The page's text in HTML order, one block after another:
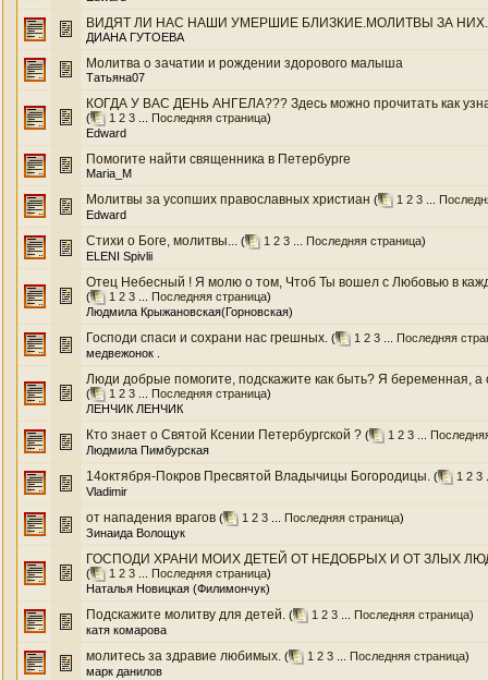
ВИДЯТ ЛИ НАС НАШИ УМЕРШИЕ БЛИЗКИЕ.МОЛИТВЫ ЗА
ДИАНА ГУТОЕВА
Молитва о зачатии и рождении здорового малыша
Татьяна07
КОГДА У ВАС ДЕНЬ АНГЕЛА??? Здесь можно прочитать как
( 1 2 3 Последняя страница)
Edward
Помогите найти священника в Петербурге
Maria_M
Молитвы за усопших православных христиан ( 1 2 3
Edward
Стихи о Боге, молитвы... ( 1 2 3 Последняя страница)
ELENI Spivlii
Отец Небесный ! Я молю о том, Чтоб Ты вошел с Любовью в
( 1 2 3 Последняя страница)
Людмила Крыжановская(Горновская)
Господи спаси и сохрани нас грешных. ( 1 2 3
Последняя
медвежонок .
Люди добрые помогите, подскажите как быть? Я беременная, а
( 1 2 3 Последняя страница)
ЛЕНЧИК ЛЕНЧИК
Кто знает о Святой Ксении Петербургской ? ( 1 2 3
Людмила Пимбурская
14октября-Покров Пресвятой Владычицы Богородицы. ( 1 2 3
Vladimir
от нападения врагов ( 1 2 3 Последняя страница)
Зинаида Волощук
ГОСПОДИ ХРАНИ МОИХ ДЕТЕЙ ОТ НЕДОБРЫХ И ОТ ЗЛЫХ
( 1 2 3 Последняя страница)
Наталья Новицкая (Филимончук)
Подскажите молитву для детей. ( 1 2 3 Последняя страница)
катя комарова
молитесь за здравие любимых. ( 1 2 3 Последняя страница)
марк данилов